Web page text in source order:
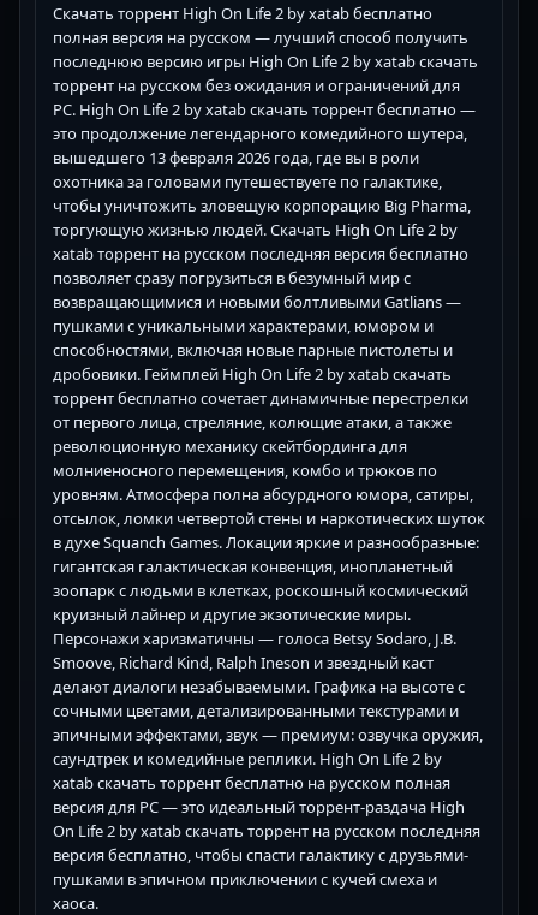
Скачать торрент High On Life 2 by xatab бесплатно
полная версия на русском — лучший способ получить
последнюю версию игры High On Life 2 by xatab скачать
торрент на русском без ожидания и ограничений для
PC. High On Life 2 by xatab скачать торрент бесплатно —
это продолжение легендарного комедийного шутера,
вышедшего 13 февраля 2026 года, где вы в роли
охотника за головами путешествуете по галактике,
чтобы уничтожить зловещую корпорацию Big Pharma,
торгующую жизнью людей. Скачать High On Life 2 by
xatab торрент на русском последняя версия бесплатно
позволяет сразу погрузиться в безумный мир с
возвращающимися и новыми болтливыми Gatlians —
пушками с уникальными характерами, юмором и
способностями, включая новые парные пистолеты и
дробовики. Геймплей High On Life 2 by xatab скачать
торрент бесплатно сочетает динамичные перестрелки
от первого лица, стреляние, колющие атаки, а также
революционную механику скейтбординга для
молниеносного перемещения, комбо и трюков по
уровням. Атмосфера полна абсурдного юмора, сатиры,
отсылок, ломки четвертой стены и наркотических шуток
в духе Squanch Games. Локации яркие и разнообразные:
гигантская галактическая конвенция, инопланетный
зоопарк с людьми в клетках, роскошный космический
круизный лайнер и другие экзотические миры.
Персонажи харизматичны — голоса Betsy Sodaro, J.B.
Smoove, Richard Kind, Ralph Ineson и звездный каст
делают диалоги незабываемыми. Графика на высоте с
сочными цветами, детализированными текстурами и
эпичными эффектами, звук — премиум: озвучка оружия,
саундтрек и комедийные реплики. High On Life 2 by
xatab скачать торрент бесплатно на русском полная
версия для PC — это идеальный торрент-раздача High
On Life 2 by xatab скачать торрент на русском последняя
версия бесплатно, чтобы спасти галактику с друзьями-
пушками в эпичном приключении с кучей смеха и
хаоса.